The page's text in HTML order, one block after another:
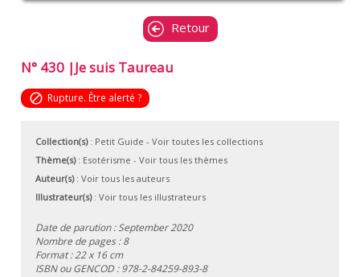
Retour
N° 430 |Je suis Taureau
block Rupture. Être alerté ?
Collection(s): Petit Guide - Voir toutes les collections
Thème(s): Esotérisme - Voir tous les thèmes
Auteur(s): Voir tous les auteurs
Illustrateur(s): Voir tous les illustrateurs
Date de parution : September 2020
Nombre de pages : 8
Format : 22 x 16 cm
ISBN ou GENCOD :978-2-84259-893-8